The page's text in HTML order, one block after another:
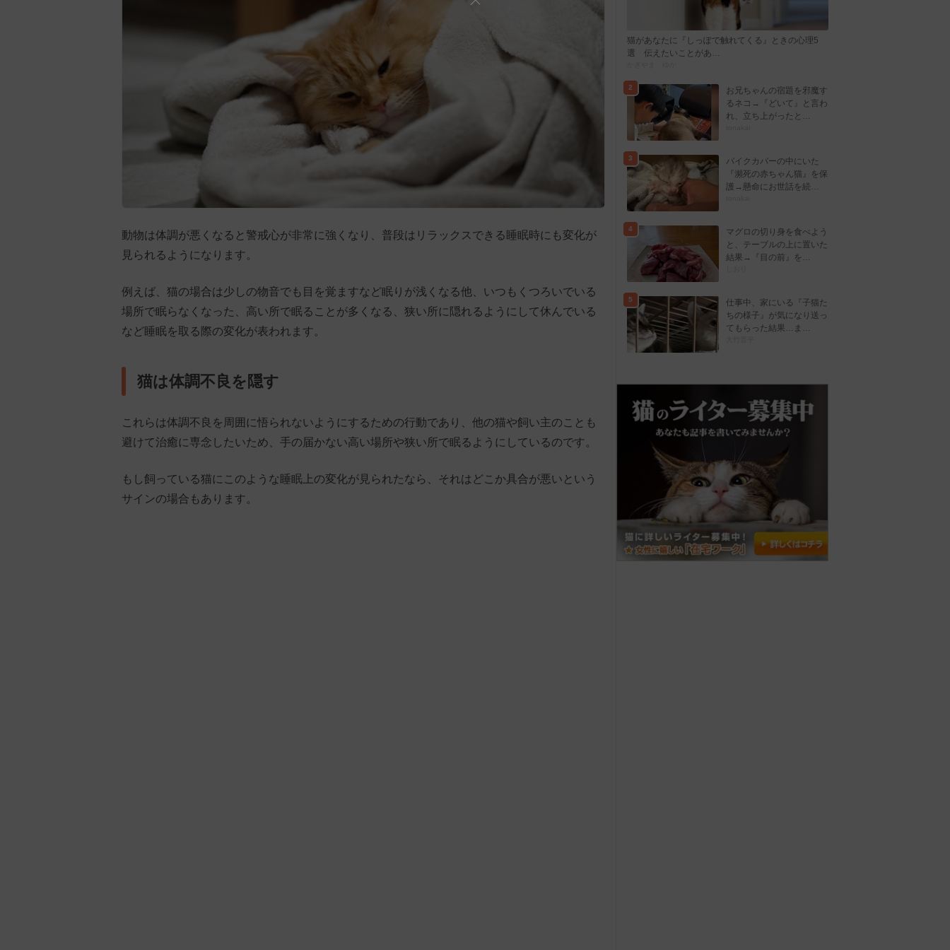
動物は体調が悪くなると警戒心が非常に強くなり、普段はリラックスできる睡眠時にも変化が
見られるようになります。
例えば、猫の場合は少しの物音でも目を覚ますなど眠りが浅くなる他、いつもくつろいでいる
場所で眠らなくなった、高い所で眠ることが多くなる、狭い所に隠れるようにして休んでいる
など睡眠を取る際の変化が表われます。
猫は体調不良を隠す
これらは体調不良を周囲に悟られないようにするための行動であり、他の猫や飼い主のことも
避けて治癒に専念したいため、手の届かない高い場所や狭い所で眠るようにしているのです。
もし飼っている猫にこのような睡眠上の変化が見られたなら、それはどこか具合が悪いという
サインの場合もあります。
猫があなたに『しっぽで触れてくる』ときの心理5
選 伝えたいことがあ…
2
お兄ちゃんの宿題を邪魔す
るネコ→『どいて』と言わ
れ、立ち上がったと…
3
バイクカバーの中にいた
『瀕死の赤ちゃん猫』を保
護→懸命にお世話を続…
4
マグロの切り身を食べよう
と、テーブルの上に置いた
結果→『目の前』を…
5
仕事中、家にいる『子猫た
ちの様子』が気になり送っ
てもらった結果…ま…